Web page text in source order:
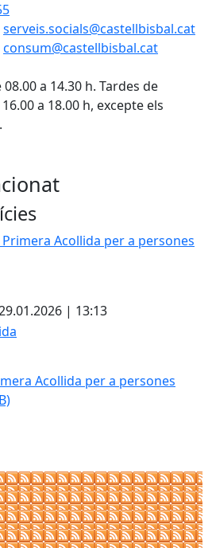
serveis.socials@castellbisbal.cat
consum@castellbisbal.cat
a 14.30 h. Tardes de
a 18.00 h, excepte els
Acollida per a persones
| 13:13
Acollida per a persones